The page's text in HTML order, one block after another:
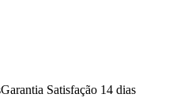
Garantia Satisfação 14 dias